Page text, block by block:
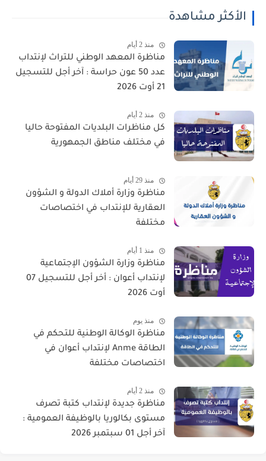
الأكثر مشاهدة
منذ 2 أيام
مناظرة المعهد الوطني للتراث لإنتداب
عدد 50 عون حراسة : آخر أجل للتسجيل
21 أوت 2026
منذ 2 أيام
كل مناظرات البلديات المفتوحة حاليا
في مختلف مناطق الجمهورية
منذ 29 أيام
مناظرة وزارة أملاك الدولة و الشؤون
العقارية للإنتداب في اختصاصات
مختلفة
منذ 1 أيام
مناظرة وزارة الشؤون الإجتماعية
لإنتداب أعوان : أخر أجل للتسجيل 07
أوت 2026
منذ يوم
مناظرة الوكالة الوطنية للتحكم في
الطاقة Anme لإنتداب أعوان في
اختصاصات مختلفة
منذ 2 أيام
مناظرة جديدة لإنتداب كتبة تصرف
مستوى بكالوريا بالوظيفة العمومية :
آخر أجل 01 سبتمبر 2026